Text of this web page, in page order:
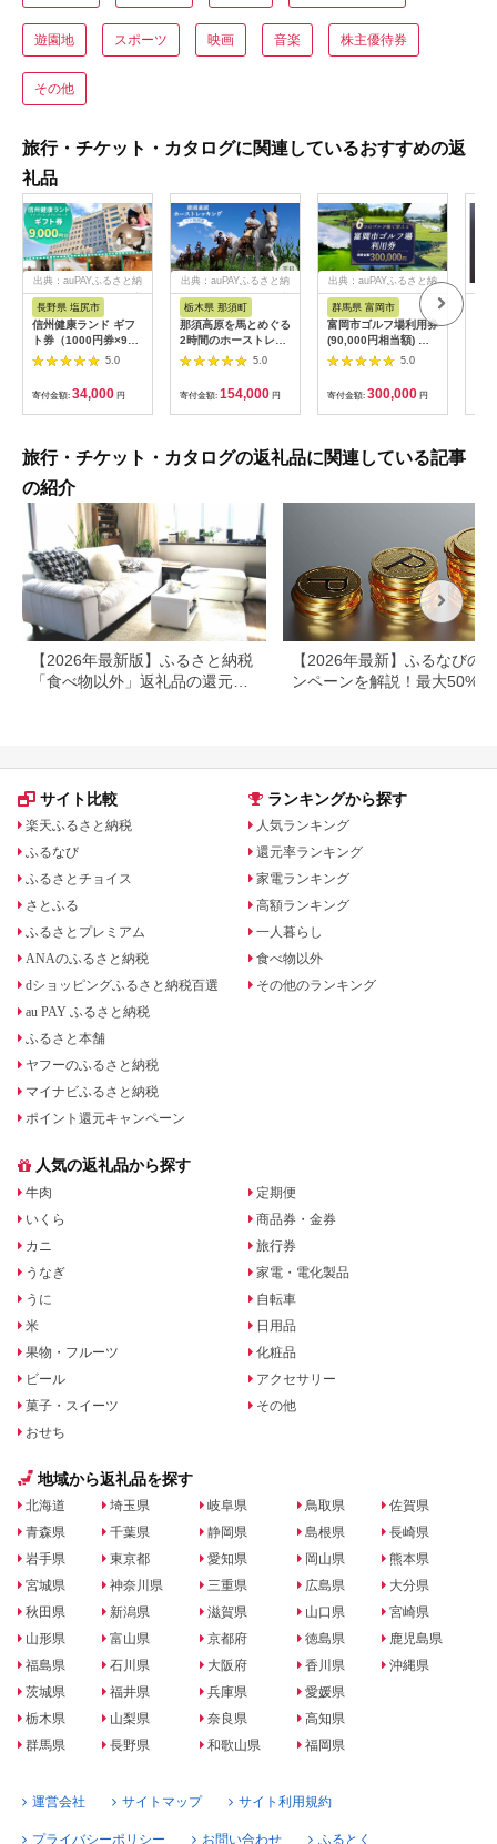
遊園地 スポーツ 映画 音楽 株主優待券
その他
旅行・チケット・カタログに関連しているおすすめの返
礼品
出典：auPAYふるさと納
税
長野県 塩尻市
信州健康ランド ギフ
ト券（1000円券×9
枚） | 信州健康ランド
サウナ 大浴場 ボディ
ケア リラクゼーショ
ン 施設 宿泊 家族連れ
長野県 塩尻市
5.0
寄付金額: 34,000 円
出典：auPAYふるさと納
税
栃木県 那須町
那須高原を馬とめぐる
2時間のホーストレッ
キング 外乗ペア利用
券【平日限定】チケッ
ト 利用券 ペア 体験
乗馬 初心者歓迎〔P-
100〕
5.0
寄付金額: 154,000 円
出典：auPAYふるさと納
群馬県 富岡市
富岡市ゴルフ場利用券
(90,000円相当額) ゴ
ルフ チケット 平日 土
日 祝日 プレー券 関東
群馬県 首都圏 F20E-
350
5.0
寄付金額: 300,000 円
旅行・チケット・カタログの返礼品に関連している記事
の紹介
【2026年最新版】ふるさと納税
「食べ物以外」返礼品の還元率
【2026年最新】ふるなびの
ンペーンを解説！最大50%還
サイト比較
楽天ふるさと納税
ふるなび
ふるさとチョイス
さとふる
ふるさとプレミアム
ANAのふるさと納税
dショッピングふるさと納税百選
au PAY ふるさと納税
ふるさと本舗
ヤフーのふるさと納税
マイナビふるさと納税
ポイント還元キャンペーン
ランキングから探す
人気ランキング
還元率ランキング
家電ランキング
高額ランキング
一人暮らし
食べ物以外
その他のランキング
人気の返礼品から探す
牛肉
いくら
カニ
うなぎ
うに
米
果物・フルーツ
ビール
菓子・スイーツ
おせち
定期便
商品券・金券
旅行券
家電・電化製品
自転車
日用品
化粧品
アクセサリー
その他
地域から返礼品を探す
北海道
青森県
岩手県
宮城県
秋田県
山形県
福島県
茨城県
栃木県
群馬県
埼玉県
千葉県
東京都
神奈川県
新潟県
富山県
石川県
福井県
山梨県
長野県
岐阜県
静岡県
愛知県
三重県
滋賀県
京都府
大阪府
兵庫県
奈良県
和歌山県
鳥取県
島根県
岡山県
広島県
山口県
徳島県
香川県
愛媛県
高知県
福岡県
佐賀県
長崎県
熊本県
大分県
宮崎県
鹿児島県
沖縄県
運営会社 サイトマップ サイト利用規約
プライバシーポリシー お問い合わせ ふるとく